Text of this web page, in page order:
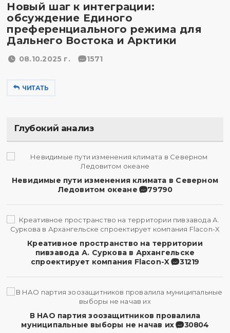
Новый шаг к интеграции:
обсуждение Единого
преференциального режима для
Дальнего Востока и Арктики
08.10.2025 г. 1571
ЧИТАТЬ
Глубокий анализ
Невидимые пути изменения климата в Северном
Ледовитом океане
79790
Креативное пространство на территории
пивзавода А. Суркова в Архангельске
спроектирует компания Flacon-X
31219
В НАО партия зоозащитников провалила
муниципальные выборы не начав их
30804